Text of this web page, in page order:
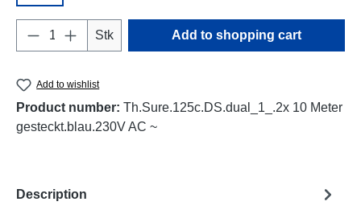
Product Quantity: Enter the desired
Stk Add to shopping cart
Add to wishlist
Product number: Th.Sure.125c.DS.dual_1_.2x 10 Meter
gesteckt.blau.230V AC ~
Description